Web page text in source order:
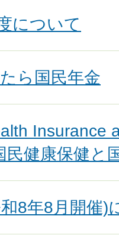
について
ら国民年金
Insurance
民健康保健と
8年8月開催)